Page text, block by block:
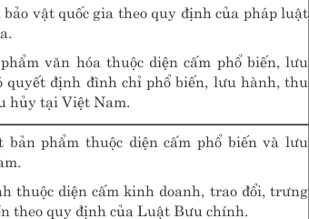
bảo vật quốc gia theo quy định của pháp luật
văn hóa thuộc diện cấm phổ biến, lưu
quyết định đình chỉ phổ biến, lưu hành, thu
hủy tại Việt Nam.
bản phẩm thuộc diện cấm phổ biến và lưu
thuộc diện cấm kinh doanh, trao đổi, trưng
theo quy định của Luật Bưu chính.